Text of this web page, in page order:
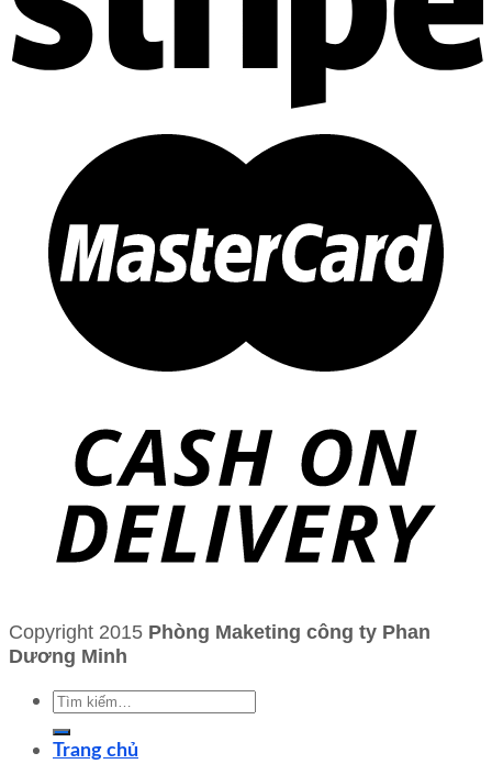
Copyright 2015 Phòng Maketing công ty Phan
Dương Minh
Tìm
kiếm:
Trang chủ